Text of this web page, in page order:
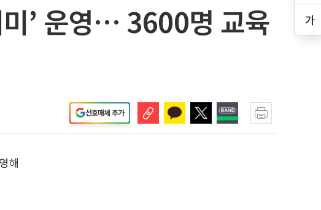
가
미’ 운영… 3600명 교육
선호매체 추가
해